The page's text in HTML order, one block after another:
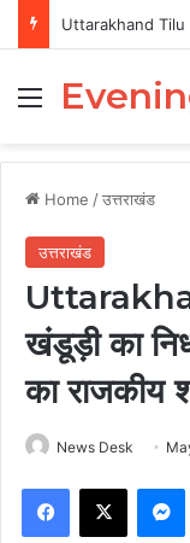
Menu
Home /उत्तराखंड
उत्तराखंड
खंडूड़ी का
का राजकीय
News Desk
Facebook
X